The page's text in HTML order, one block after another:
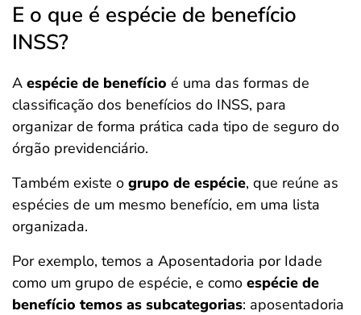
E o que é espécie de benefício
INSS?
A espécie de benefício é uma das formas de
classificação dos benefícios do INSS, para
organizar de forma prática cada tipo de seguro do
órgão previdenciário.
Também existe o grupo de espécie, que reúne as
espécies de um mesmo benefício, em uma lista
organizada.
Por exemplo, temos a Aposentadoria por Idade
como um grupo de espécie, e como espécie de
benefício temos as subcategorias: aposentadoria